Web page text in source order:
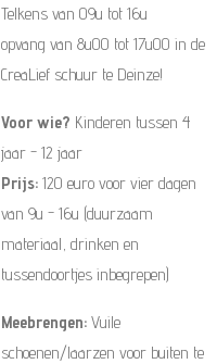
Telkens van 09u tot 16u
opvang van 8u00 tot 17u00 in de
CreaLief schuur te Deinze!
Voor wie? Kinderen tussen 4
jaar - 12 jaar
Prijs: 120 euro voor vier dagen
van 9u - 16u (duurzaam
materiaal, drinken en
tussendoortjes inbegrepen)
Meebrengen: Vuile
schoenen/laarzen voor buiten te